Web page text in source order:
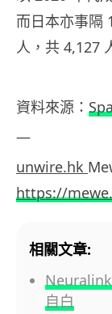
而日本亦事隔
人，共 4,127
資料來源：
—
unwire.hk
https://
相關文章:
自白